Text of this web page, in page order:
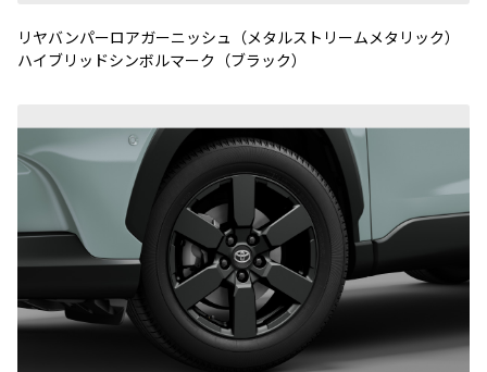
リヤバンパーロアガーニッシュ（メタルストリームメタリック）
ハイブリッドシンボルマーク（ブラック）